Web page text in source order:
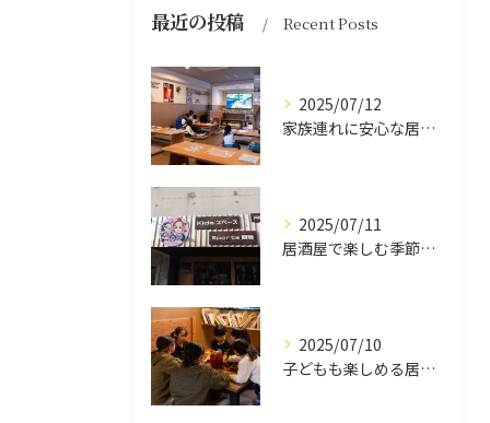
最近の投稿 Recent Posts
2025/07/12
家族連れに安心な居酒屋体験
2025/07/11
居酒屋で楽しむ季節の味覚と生中継スポーツ観戦
2025/07/10
子どもも楽しめる居酒屋の魅力